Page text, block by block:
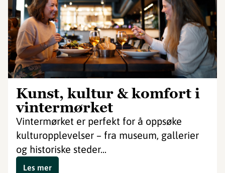
Kunst, kultur & komfort i
vintermørket
Vintermørket er perfekt for å oppsøke
kulturopplevelser – fra museum, gallerier
og historiske steder...
Les mer